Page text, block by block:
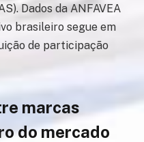
Dados da ANFAVEA
brasileiro segue em
de participação
marcas
do mercado